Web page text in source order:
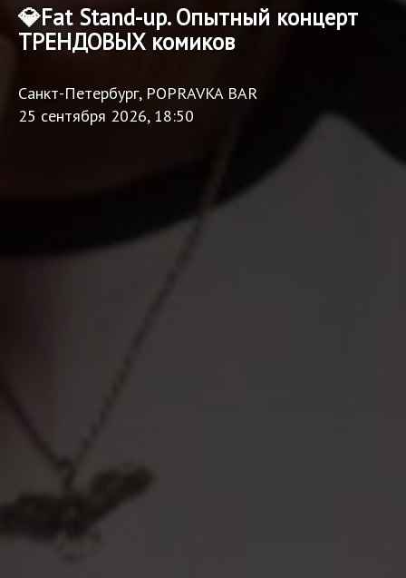
💎Fat Stand-up. Опытный концерт
ТРЕНДОВЫХ комиков
Санкт-Петербург, POPRAVKA BAR
25 сентября 2026, 18:50